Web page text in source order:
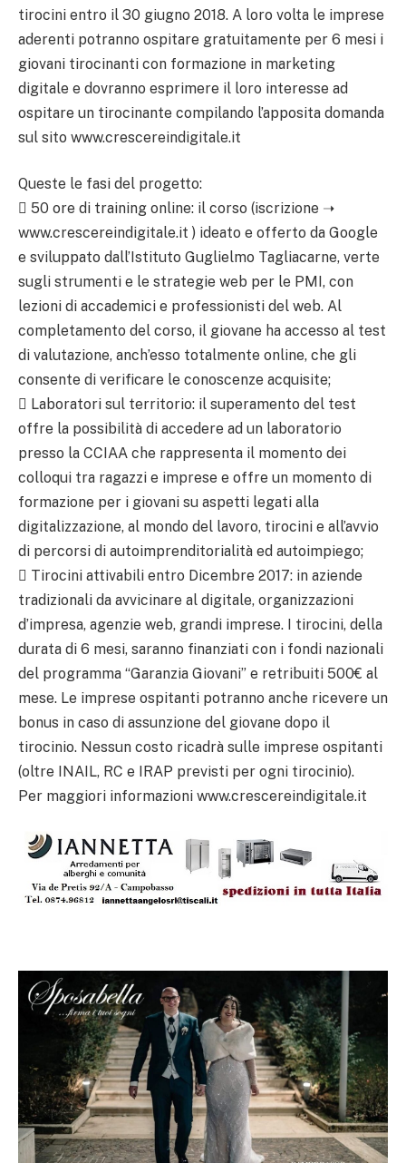
tirocini entro il 30 giugno 2018. A loro volta le imprese
aderenti potranno ospitare gratuitamente per 6 mesi i
giovani tirocinanti con formazione in marketing
digitale e dovranno esprimere il loro interesse ad
ospitare un tirocinante compilando l’apposita domanda
sul sito www.crescereindigitale.it
Queste le fasi del progetto:
 50 ore di training online: il corso (iscrizione ➝
www.crescereindigitale.it ) ideato e offerto da Google
e sviluppato dall’Istituto Guglielmo Tagliacarne, verte
sugli strumenti e le strategie web per le PMI, con
lezioni di accademici e professionisti del web. Al
completamento del corso, il giovane ha accesso al test
di valutazione, anch’esso totalmente online, che gli
consente di verificare le conoscenze acquisite;
 Laboratori sul territorio: il superamento del test
offre la possibilità di accedere ad un laboratorio
presso la CCIAA che rappresenta il momento dei
colloqui tra ragazzi e imprese e offre un momento di
formazione per i giovani su aspetti legati alla
digitalizzazione, al mondo del lavoro, tirocini e all’avvio
di percorsi di autoimprenditorialità ed autoimpiego;
 Tirocini attivabili entro Dicembre 2017: in aziende
tradizionali da avvicinare al digitale, organizzazioni
d’impresa, agenzie web, grandi imprese. I tirocini, della
durata di 6 mesi, saranno finanziati con i fondi nazionali
del programma “Garanzia Giovani” e retribuiti 500€ al
mese. Le imprese ospitanti potranno anche ricevere un
bonus in caso di assunzione del giovane dopo il
tirocinio. Nessun costo ricadrà sulle imprese ospitanti
(oltre INAIL, RC e IRAP previsti per ogni tirocinio).
Per maggiori informazioni www.crescereindigitale.it